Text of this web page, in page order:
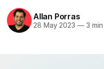
Allan Porras
28 May 2023 —3 min